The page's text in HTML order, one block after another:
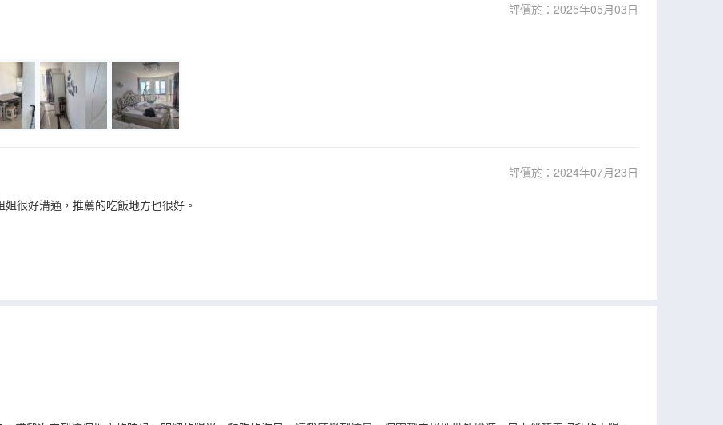
評價於：2025年05月03日
評價於：2024年07月23日
很好溝通，推薦的吃飯地方也很好。